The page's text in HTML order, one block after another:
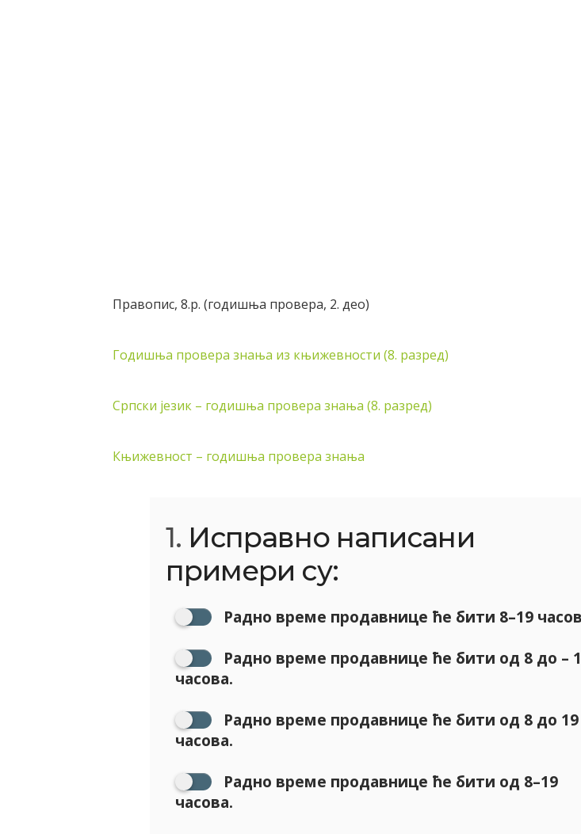
Правопис, 8.р. (годишња провера, 2. део)
Годишња провера знања из књижевности (8. разред)
Српски језик – годишња провера знања (8. разред)
Књижевност – годишња провера знања
1. Исправно написани
примери су:
Радно време продавнице ће бити 8–19
Радно време продавнице ће бити од 8 до –
часова.
Радно време продавнице ће бити од 8 до 19
часова.
Радно време продавнице ће бити од 8–19
часова.